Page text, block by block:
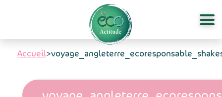
Aller au contenu principal
Accueil>